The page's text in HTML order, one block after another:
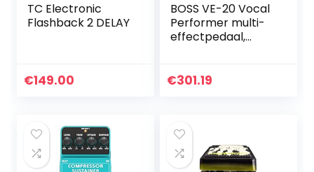
TC Electronic
Flashback 2 DELAY
€149.00
BOSS VE-20 Vocal
Performer multi-
effectpedaal,
robuuste BOSS-
€301.19